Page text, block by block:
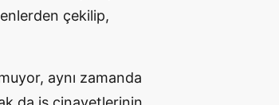
çekilip,
aynı zamanda